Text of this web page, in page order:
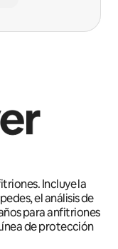
Incluye la
el análisis de
para anfitriones
de protección